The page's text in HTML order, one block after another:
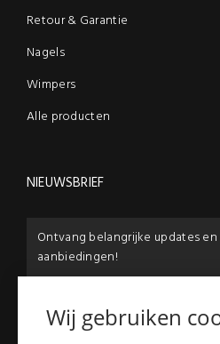
Retour & Garantie
Nagels
Wimpers
Alle producten
NIEUWSBRIEF
Ontvang belangrijke updates
aanbiedingen!
Wij gebruiken